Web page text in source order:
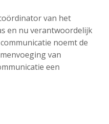
van het
en nu verantwoordelijk
noemt de
van
een